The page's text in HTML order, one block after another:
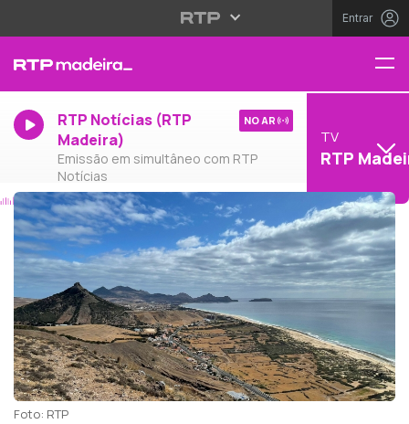
Entrar
RTP Notícias (RTP
Madeira)
Emissão em simultâneo com RTP
Notícias
NO AR
TV
RTP
Foto: RTP